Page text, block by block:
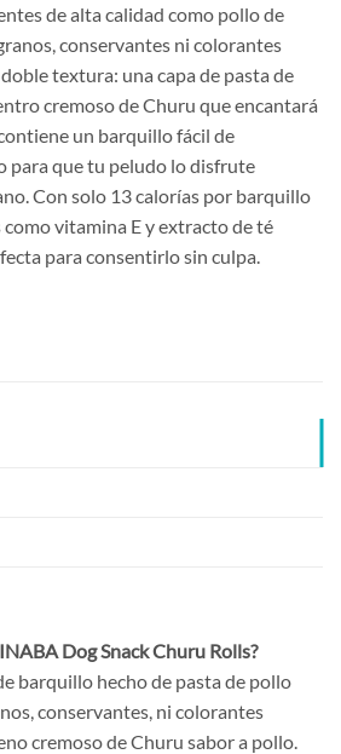
de alta calidad como pollo de
conservantes ni colorantes
textura: una capa de pasta de
cremoso de Churu que encantará
un barquillo fácil de
para que tu peludo lo disfrute
Con solo 13 calorías por barquillo
vitamina E y extracto de té
para consentirlo sin culpa.
Dog Snack Churu Rolls?
barquillo hecho de pasta de pollo
conservantes, ni colorantes
cremoso de Churu sabor a pollo.